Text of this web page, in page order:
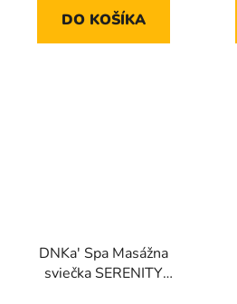
DO KOŠÍKA
DNKa' Spa Masážna
sviečka SERENITY